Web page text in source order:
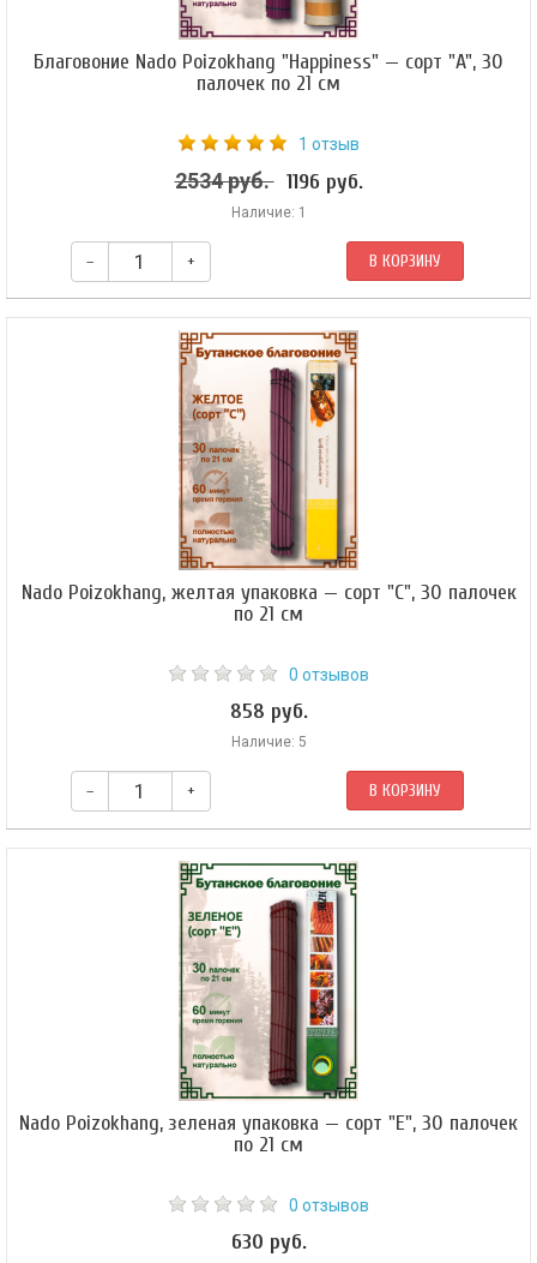
Благовоние Nado Poizokhang "Happiness" — сорт "A", 30
палочек по 21 см
1 отзыв
2534 руб.1196 руб.
Наличие: 1
– + В КОРЗИНУ
Это благовоние используется для умиротворения божеств-защитников.
Nado Poizokhang, желтая упаковка — сорт "C", 30 палочек
по 21 см
0 отзывов
858 руб.
Наличие: 5
– + В КОРЗИНУ
Это благовоние используется для умиротворения божеств-защитников.
Nado Poizokhang, зеленая упаковка — сорт "E", 30 палочек
по 21 см
0 отзывов
630 руб.